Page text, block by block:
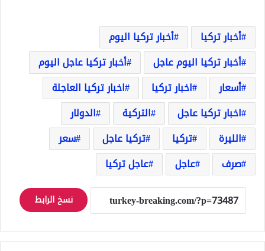
أخبار تركيا
أخبار تركيا اليوم
أخبار تركيا اليوم عاجل
أخبار تركيا عاجل اليوم
أسعار
اخبار تركيا
اخبار تركيا العاجلة
اخبار تركيا عاجل
التركية
الدولار
الليرة
تركيا تركيا عاجل
سعر
صرف
عاجل عاجل تركيا
نسخ الرابط